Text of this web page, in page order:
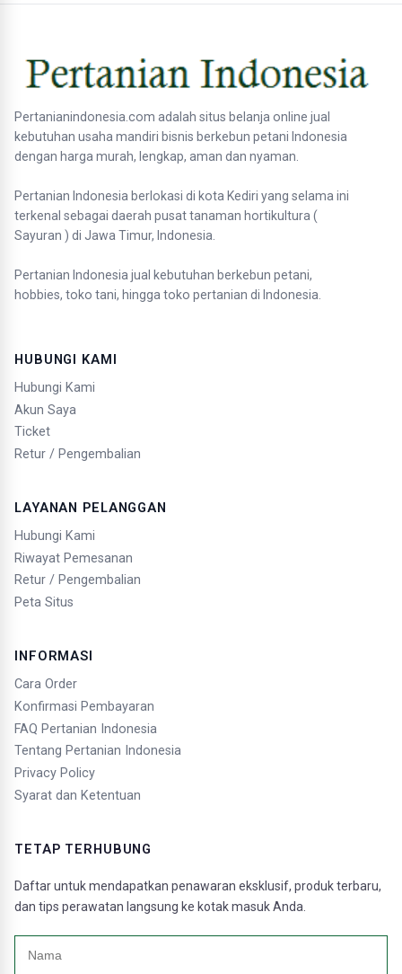
Pertanianindonesia.com adalah situs belanja online jual
kebutuhan usaha mandiri bisnis berkebun petani Indonesia
dengan harga murah, lengkap, aman dan nyaman.
Pertanian Indonesia berlokasi di kota Kediri yang selama ini
terkenal sebagai daerah pusat tanaman hortikultura (
Sayuran ) di Jawa Timur, Indonesia.
Pertanian Indonesia jual kebutuhan berkebun petani,
hobbies, toko tani, hingga toko pertanian di Indonesia.
HUBUNGI KAMI
Hubungi Kami
Akun Saya
Ticket
Retur / Pengembalian
LAYANAN PELANGGAN
Hubungi Kami
Riwayat Pemesanan
Retur / Pengembalian
Peta Situs
INFORMASI
Cara Order
Konfirmasi Pembayaran
FAQ Pertanian Indonesia
Tentang Pertanian Indonesia
Privacy Policy
Syarat dan Ketentuan
TETAP TERHUBUNG
Daftar untuk mendapatkan penawaran eksklusif, produk terbaru,
dan tips perawatan langsung ke kotak masuk Anda.